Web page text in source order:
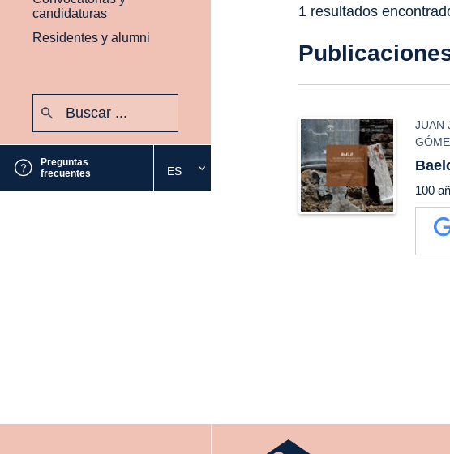
candidaturas
Residentes y alumni
Preguntas
frecuentes
Seleccione
el
ES
1 resultados
JUAN
100